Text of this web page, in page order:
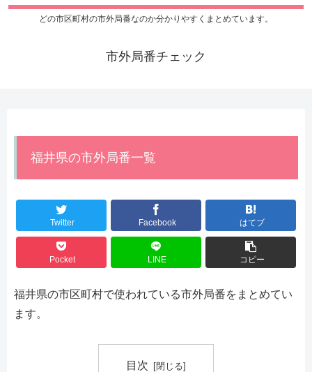
どの市区町村の市外局番なのか分かりやすくまとめています。
市外局番チェック
福井県の市外局番一覧
Twitter Facebook はてブ
Pocket LINE コピー
福井県の市区町村で使われている市外局番をまとめてい
ます。
目次